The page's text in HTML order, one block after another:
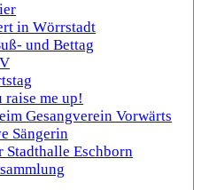
in Wörrstadt
und Bettag
raise me up!
Gesangverein Vorwärts
Sängerin
Stadthalle Eschborn